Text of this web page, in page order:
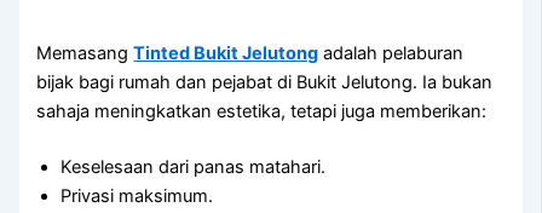
MemasangTinted Bukit Jelutong adalah pelaburan
bijak bagi rumah dan pejabat di Bukit Jelutong. Ia bukan
sahaja meningkatkan estetika, tetapi juga memberikan:
Keselesaan dari panas matahari.
Privasi maksimum.